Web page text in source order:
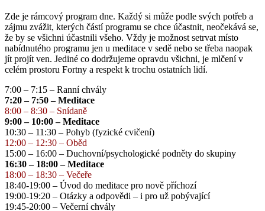
Zde je rámcový program dne. Každý si může podle svých potřeb a
zájmu zvážit, kterých částí programu se chce účastnit, neočekává se,
že by se všichni účastnili všeho. Vždy je možnost setrvat místo
nabídnutého programu jen u meditace v sedě nebo se třeba naopak
jít projít ven. Jediné co dodržujeme opravdu všichni, je mlčení v
celém prostoru Fortny a respekt k trochu ostatních lidí.
7:00 – 7:15 – Ranní chvály
7:20 – 7:50 – Meditace
8:00 – 8:30 – Snídaně
9:00 – 10:00 – Meditace
10:30 – 11:30 – Pohyb (fyzické cvičení)
12:00 – 12:30 – Oběd
15:00 – 16:00 – Duchovní/psychologické podněty do skupiny
16:30 – 18:00 – Meditace
18:00 – 18:30 – Večeře
18:40-19:00 – Úvod do meditace pro nově příchozí
19:00-19:20 – Otázky a odpovědi – i pro už pobývající
19:45-20:00 – Večerní chvály